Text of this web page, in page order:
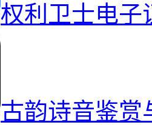
权利卫士电子
古韵诗音鉴赏